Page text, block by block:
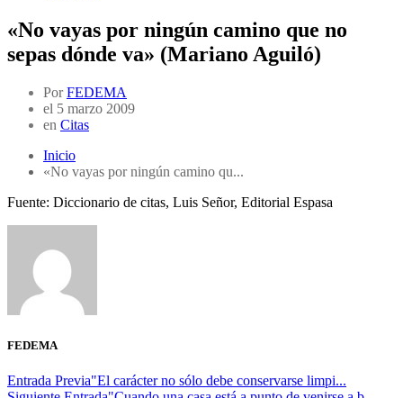
«No vayas por ningún camino que no
sepas dónde va» (Mariano Aguiló)
Por FEDEMA
el 5 marzo 2009
en Citas
Inicio
«No vayas por ningún camino qu...
Fuente: Diccionario de citas, Luis Señor, Editorial Espasa
FEDEMA
Entrada Previa"El carácter no sólo debe conservarse limpi...